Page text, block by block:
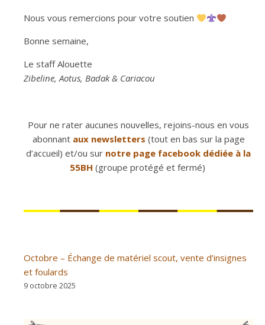
Nous vous remercions pour votre soutien
Bonne semaine,
Le staff Alouette
Zibeline, Aotus, Badak & Cariacou
Pour ne rater aucunes nouvelles, rejoins-nous en vous
abonnant aux newsletters (tout en bas sur la page
d’accueil) et/ou sur notre page facebook dédiée à la
55BH (groupe protégé et fermé)
Octobre – Échange de matériel scout, vente d’insignes
et foulards
9 octobre 2025